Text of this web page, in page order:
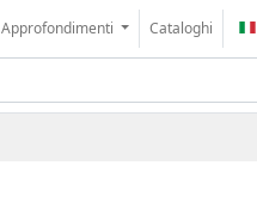
Approfondimenti Cataloghi